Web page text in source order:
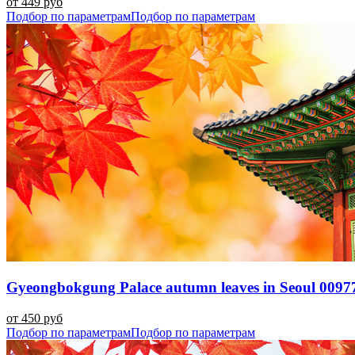
Подбор по параметрамПодбор по параметрам
Gyeongbokgung Palace autumn leaves in Seoul
от 450 руб
Подбор по параметрамПодбор по параметрам